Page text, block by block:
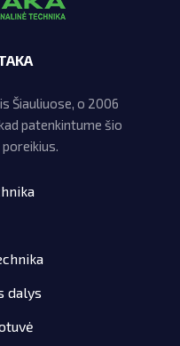
Šiauliuose, o 2006
patenkintume šio
dalys